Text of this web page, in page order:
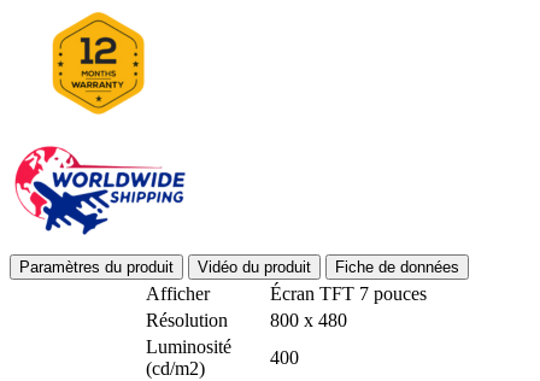
Paramètres du produit Vidéo du produit Fiche de données
Afficher
Écran TFT 7 pouces
Résolution
800 x 480
Luminosité
(cd/m2)
400